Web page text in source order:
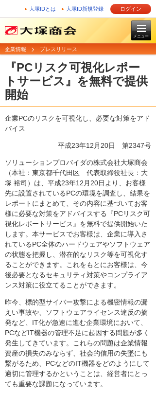
大塚IDとは 大塚ID新規登録 ログイン
メニュー
企業情報 プレスリリース
『PCリスク可視化レポー
トサービス』を無料で提供
開始
企業PCのリスクを可視化し、必要な対策をアド
バイス
平成23年12月20日 第2347号
ソリューションプロバイダの株式会社大塚商会
（本社：東京都千代田区 代表取締役社長：大
塚 裕司）は、平成23年12月20日より、お客様
先に設置されているPCの環境を調査し、結果を
レポートにまとめて、その内容に基づいてお客
様に必要な対策をアドバイスする『PCリスク可
視化レポートサービス』を無料で提供開始いた
します。本サービスでお客様は、企業に導入さ
れているPC全体のハードウェアやソフトウェア
の状態を把握し、潜在的なリスク等を可視化す
ることができます。これをもとにお客様は、今
後必要となるセキュリティ対策やコンプライア
ンス対策に役立てることができます。
昨今、標的型サイバー攻撃による機密情報の漏
えい事故や、ソフトウェアライセンス違反の摘
発など、IT化が急速に進む企業環境において、
PCなどIT機器の管理不足に起因する問題が多く
発生してきています。これらの問題は企業情報
資産の損失のみならず、社会的信用の失墜にも
繋がるため、PCなどのIT機器をどのようにして
適切に管理するかということは、経営者にとっ
ても重要な課題になっています。